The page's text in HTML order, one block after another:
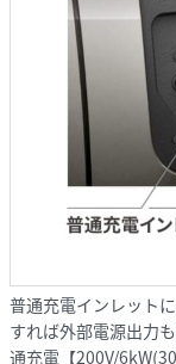
普通充電インレット
すれば外部電源出力
通充電【200V/